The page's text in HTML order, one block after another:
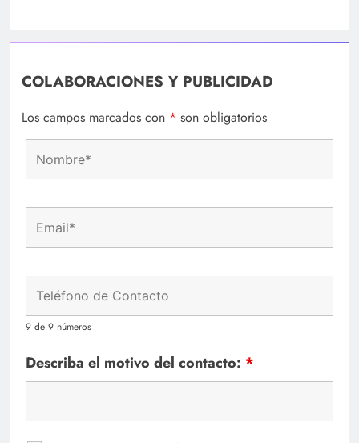
COLABORACIONES Y PUBLICIDAD
Los campos marcados con * son obligatorios
9 de 9 números
Describa el motivo del contacto: *